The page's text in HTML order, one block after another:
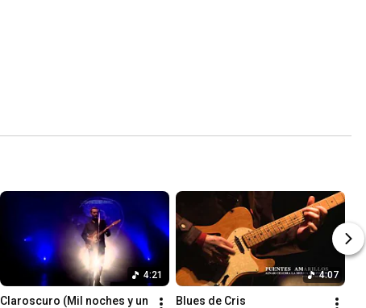
4:21
Claroscuro (Mil noches y un
4:07
Blues de Cris